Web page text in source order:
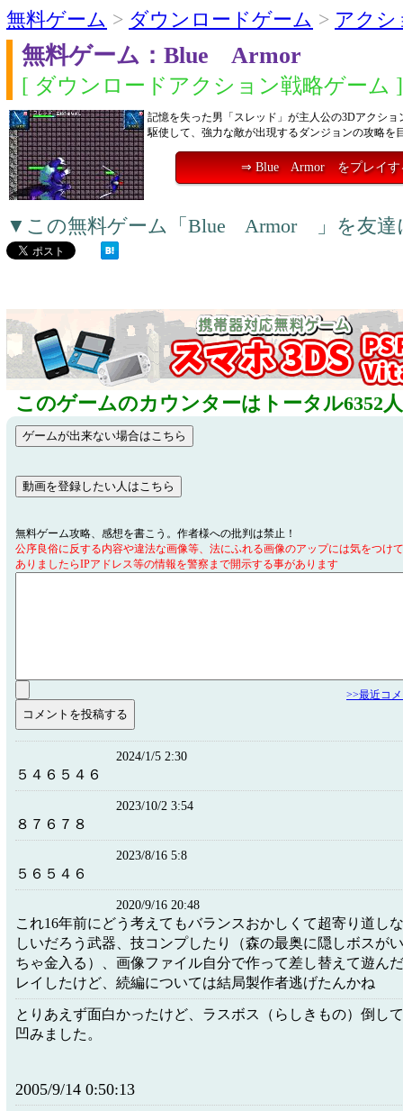
無料ゲーム > ダウンロードゲーム > アクシ
無料ゲーム：Blue Armor
[ ダウンロードアクション戦略ゲーム ]
記憶を失った男「スレッド」が主人公の3Dアクショ
駆使して、強力な敵が出現するダンジョンの攻略を
⇒ Blue Armor をプレイす
▼この無料ゲーム「Blue Armor 」を友達
このゲームのカウンターはトータル6352
無料ゲーム攻略、感想を書こう。作者様への批判は禁止！
公序良俗に反する内容や違法な画像等、法にふれる画像のアップには気をつけ
ありましたらIPアドレス等の情報を警察まで開示する事があります
>>最近コ
2024/1/5 2:30
５４６５４６
2023/10/2 3:54
８７６７８
2023/8/16 5:8
５６５４６
2020/9/16 20:48
これ16年前にどう考えてもバランスおかしくて超寄り道し
しいだろう武器、技コンプしたり（森の最奥に隠しボスが
ちゃ金入る）、画像ファイル自分で作って差し替えて遊ん
レイしたけど、続編については結局製作者逃げたんかね
とりあえず面白かったけど、ラスボス（らしきもの）倒し
凹みました。
2005/9/14 0:50:13